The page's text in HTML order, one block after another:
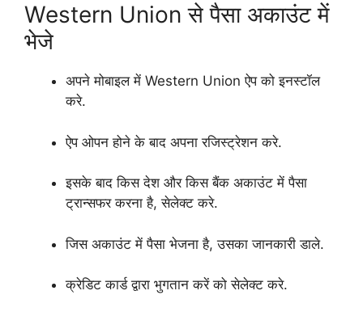
Western Union से पैसा अकाउंट में
भेजे
अपने मोबाइल में Western Union ऐप को इनस्टॉल
करे.
ऐप ओपन होने के बाद अपना रजिस्ट्रेशन करे.
इसके बाद किस देश और किस बैंक अकाउंट में पैसा
ट्रान्सफर करना है, सेलेक्ट करे.
जिस अकाउंट में पैसा भेजना है, उसका जानकारी डाले.
क्रेडिट कार्ड द्वारा भुगतान करें को सेलेक्ट करे.